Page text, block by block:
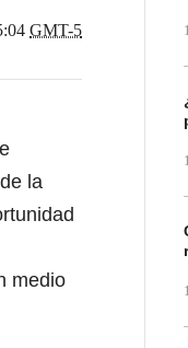
GMT-5
la
medio